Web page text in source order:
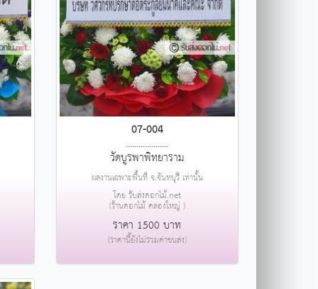
07-004
....................
วัดบูรพาพิทยาราม
ผลงานเฉพาะพื้นที่ จ.จันทบุรี เท่านั้น
โดย รับส่งดอกไม้.net
(ร้านดอกไม้ คลองใหญ่ )
ราคา 1500 บาท
(ราคานี้ยังไม่รวมค่าขนส่ง)